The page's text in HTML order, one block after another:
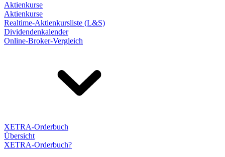
Aktienkurse
Aktienkurse
Realtime-Aktienkursliste (L&S)
Dividendenkalender
Online-Broker-Vergleich
XETRA-Orderbuch
Übersicht
XETRA-Orderbuch?